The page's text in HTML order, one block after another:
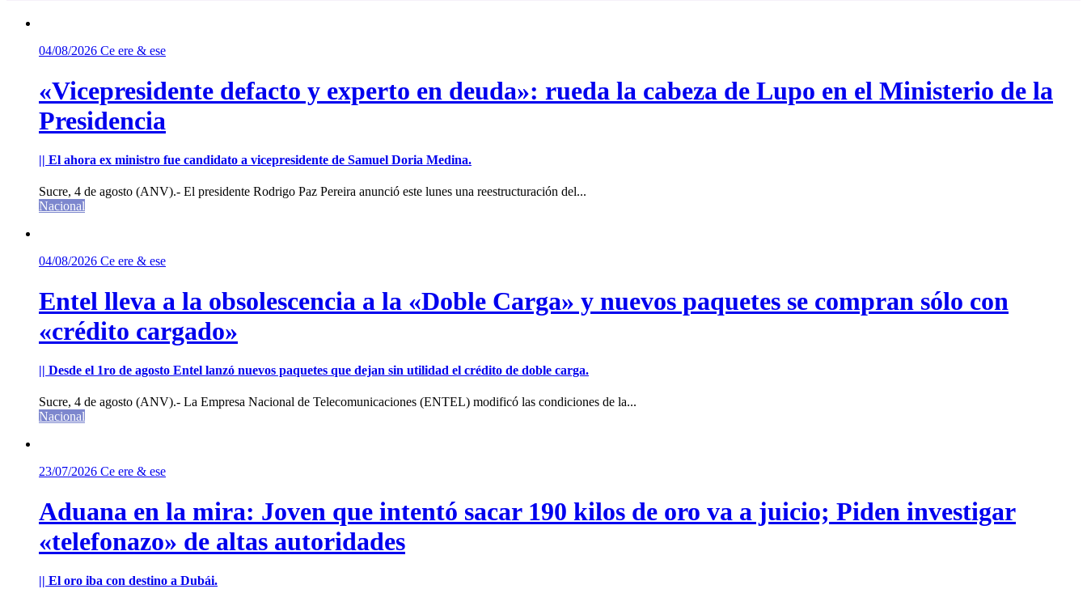
04/08/2026 Ce ere & ese
«Vicepresidente defacto y experto en deuda»: rueda la cabeza de Lupo en el Ministerio de la
Presidencia
|| El ahora ex ministro fue candidato a vicepresidente de Samuel Doria Medina.
Sucre, 4 de agosto (ANV).- El presidente Rodrigo Paz Pereira anunció este lunes una reestructuración del...
Nacional
04/08/2026 Ce ere & ese
Entel lleva a la obsolescencia a la «Doble Carga» y nuevos paquetes se compran sólo con
«crédito cargado»
|| Desde el 1ro de agosto Entel lanzó nuevos paquetes que dejan sin utilidad el crédito de doble carga.
Sucre, 4 de agosto (ANV).- La Empresa Nacional de Telecomunicaciones (ENTEL) modificó las condiciones de la...
Nacional
23/07/2026 Ce ere & ese
Aduana en la mira: Joven que intentó sacar 190 kilos de oro va a juicio; Piden investigar
«telefonazo» de altas autoridades
|| El oro iba con destino a Dubái.